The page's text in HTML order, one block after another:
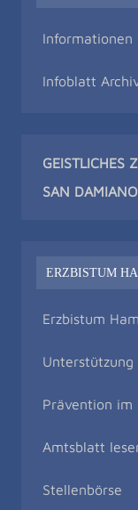
Informationen
Infoblatt
GEISTLICHES
SAN DAMIANO
ERZBISTUM
Erzbistum
Prävention im
Amtsblatt
Stellenbörse